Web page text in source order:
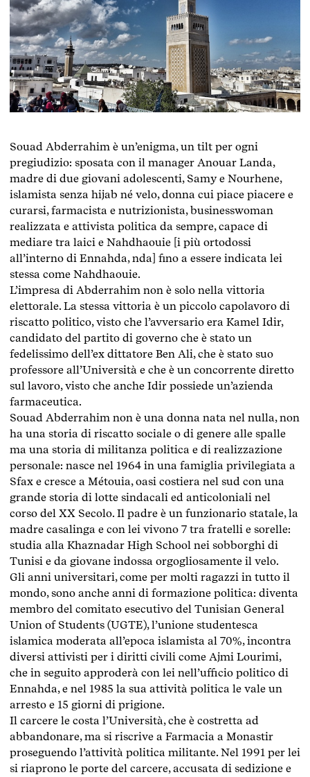
Souad Abderrahim è un’enigma, un tilt per ogni
pregiudizio: sposata con il manager Anouar Landa,
madre di due giovani adolescenti, Samy e Nourhene,
islamista senza hijab né velo, donna cui piace piacere e
curarsi, farmacista e nutrizionista, businesswoman
realizzata e attivista politica da sempre, capace di
mediare tra laici e Nahdhaouie [i più ortodossi
all’interno di Ennahda, nda] fino a essere indicata lei
stessa come Nahdhaouie.
L’impresa di Abderrahim non è solo nella vittoria
elettorale. La stessa vittoria è un piccolo capolavoro di
riscatto politico, visto che l’avversario era Kamel Idir,
candidato del partito di governo che è stato un
fedelissimo dell’ex dittatore Ben Ali, che è stato suo
professore all’Università e che è un concorrente diretto
sul lavoro, visto che anche Idir possiede un’azienda
farmaceutica.
Souad Abderrahim non è una donna nata nel nulla, non
ha una storia di riscatto sociale o di genere alle spalle
ma una storia di militanza politica e di realizzazione
personale: nasce nel 1964 in una famiglia privilegiata a
Sfax e cresce a Métouia, oasi costiera nel sud con una
grande storia di lotte sindacali ed anticoloniali nel
corso del XX Secolo. Il padre è un funzionario statale, la
madre casalinga e con lei vivono 7 tra fratelli e sorelle:
studia alla Khaznadar High School nei sobborghi di
Tunisi e da giovane indossa orgogliosamente il velo.
Gli anni universitari, come per molti ragazzi in tutto il
mondo, sono anche anni di formazione politica: diventa
membro del comitato esecutivo del Tunisian General
Union of Students (UGTE), l’unione studentesca
islamica moderata all’epoca islamista al 70%, incontra
diversi attivisti per i diritti civili come Ajmi Lourimi,
che in seguito approderà con lei nell’ufficio politico di
Ennahda, e nel 1985 la sua attività politica le vale un
arresto e 15 giorni di prigione.
Il carcere le costa l’Università, che è costretta ad
abbandonare, ma si riscrive a Farmacia a Monastir
proseguendo l’attività politica militante. Nel 1991 per lei
si riaprono le porte del carcere, accusata di sedizione e